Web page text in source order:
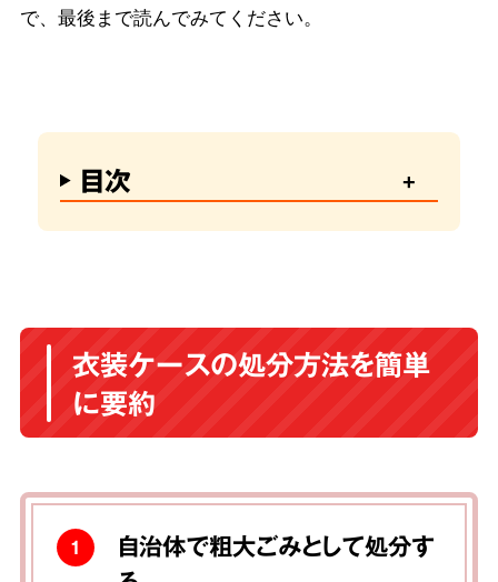
で、最後まで読んでみてください。
目次
衣装ケースの処分方法を簡単
に要約
1
自治体で粗大ごみとして処分す